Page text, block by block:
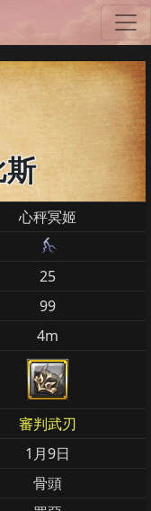
心秤冥姬
25
99
4m
審判武刃
1月9日
骨頭